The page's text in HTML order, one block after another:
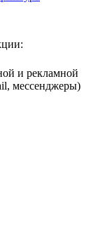
и рекламной
мессенджеры)